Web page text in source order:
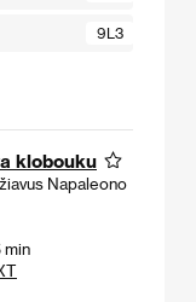
9L3
klobouku
Napaleono
min